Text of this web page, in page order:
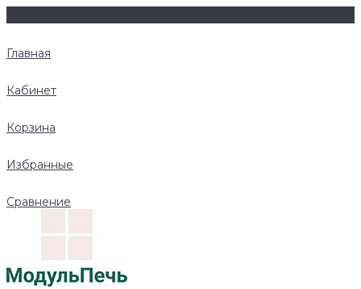
Главная
Кабинет
Корзина
Избранные
Сравнение